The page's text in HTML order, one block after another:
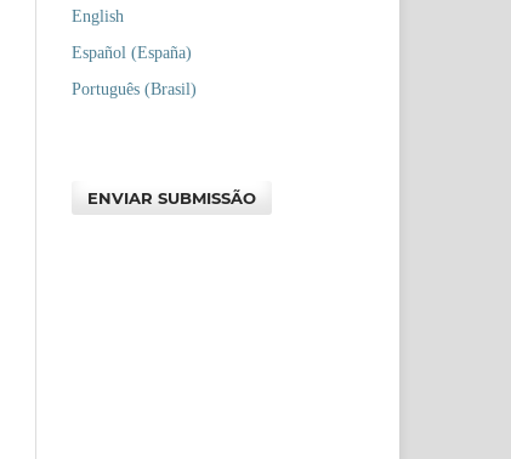
English
Español (España)
Português (Brasil)
ENVIAR SUBMISSÃO